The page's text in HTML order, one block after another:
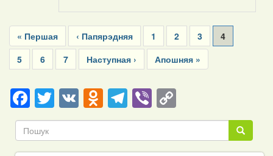
Pagination
First
page
« Першая
Previous
page
‹ Папярэдняя Page
1 Page
2 Page
3
Current
page
4
Page
5 Page
6 Page
7
Next
page
Наступная ›
Last
page
Апошняя »
Facebook
Twitter
VKOdnoklassniki
Telegram
ViberCopy
Link Пошук
Пошук